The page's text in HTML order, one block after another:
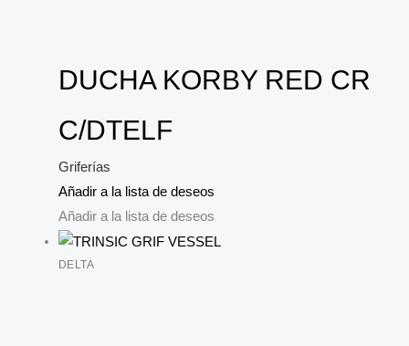
DUCHA KORBY RED CR
C/DTELF
Griferías
Añadir a la lista de deseos
Añadir a la lista de deseos
DELTA